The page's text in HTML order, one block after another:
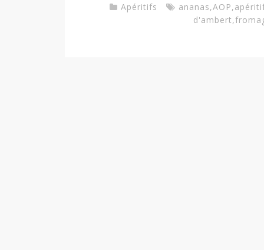
Apéritifs ananas,AOP,
d'ambert,